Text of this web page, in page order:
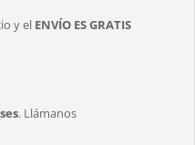
y el ENVÍO ES GRATIS
. Llámanos